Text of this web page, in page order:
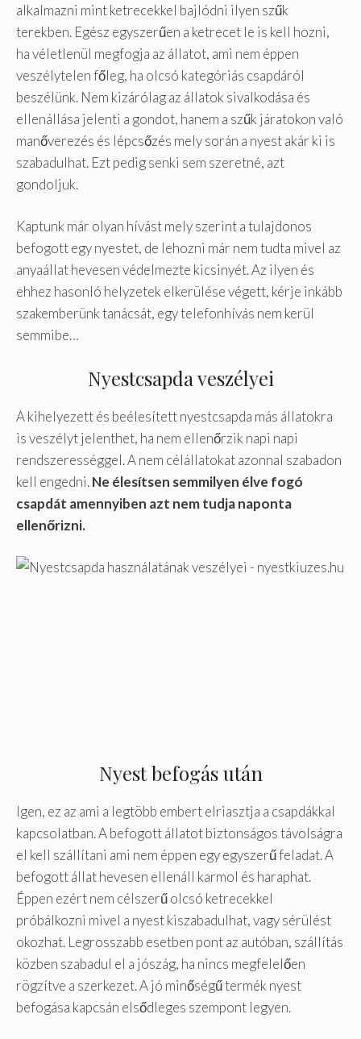
alkalmazni mint ketrecekkel bajlódni ilyen szűk
terekben. Egész egyszerűen a ketrecet le is kell hozni,
ha véletlenül megfogja az állatot, ami nem éppen
veszélytelen főleg, ha olcsó kategóriás csapdáról
beszélünk. Nem kizárólag az állatok sivalkodása és
ellenállása jelenti a gondot, hanem a szűk járatokon való
manőverezés és lépcsőzés mely során a nyest akár ki is
szabadulhat. Ezt pedig senki sem szeretné, azt
gondoljuk.
Kaptunk már olyan hívást mely szerint a tulajdonos
befogott egy nyestet, de lehozni már nem tudta mivel az
anyaállat hevesen védelmezte kicsinyét. Az ilyen és
ehhez hasonló helyzetek elkerülése végett, kérje inkább
szakemberünk tanácsát, egy telefonhívás nem kerül
semmibe…
Nyestcsapda veszélyei
A kihelyezett és beélesített nyestcsapda más állatokra
is veszélyt jelenthet, ha nem ellenőrzik napi napi
rendszerességgel. A nem célállatokat azonnal szabadon
kell engedni.Ne élesítsen semmilyen élve fogó
csapdát amennyiben azt nem tudja naponta
ellenőrizni.
Nyest befogás után
Igen, ez az ami a legtöbb embert elriasztja a csapdákkal
kapcsolatban. A befogott állatot biztonságos távolságra
el kell szállítani ami nem éppen egy egyszerű feladat. A
befogott állat hevesen ellenáll karmol és haraphat.
Éppen ezért nem célszerű olcsó ketrecekkel
próbálkozni mivel a nyest kiszabadulhat, vagy sérülést
okozhat. Legrosszabb esetben pont az autóban, szállítás
közben szabadul el a jószág, ha nincs megfelelően
rögzítve a szerkezet. A jó minőségű termék nyest
befogása kapcsán elsődleges szempont legyen.